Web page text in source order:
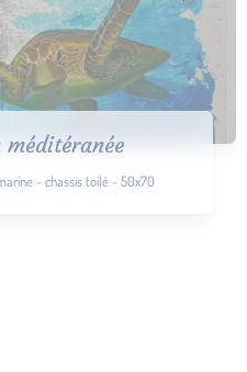
méditéranée
- chassis toilé - 50x70